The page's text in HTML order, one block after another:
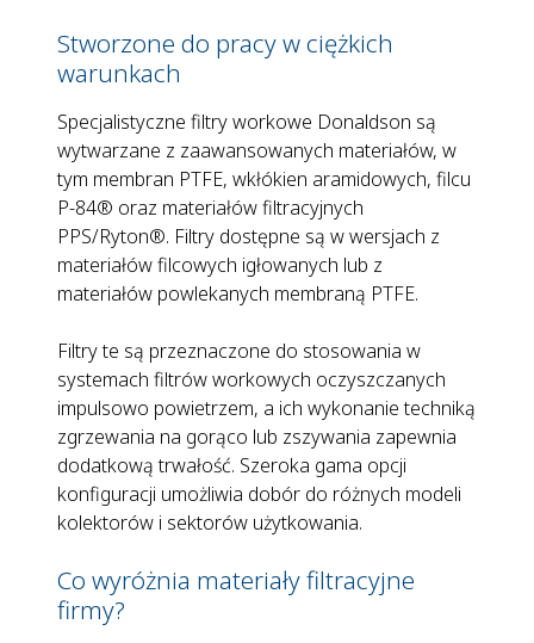
Stworzone do pracy w ciężkich
warunkach
Specjalistyczne filtry workowe Donaldson są
wytwarzane z zaawansowanych materiałów, w
tym membran PTFE, wkłókien aramidowych, filcu
P-84® oraz materiałów filtracyjnych
PPS/Ryton®. Filtry dostępne są w wersjach z
materiałów filcowych igłowanych lub z
materiałów powlekanych membraną PTFE.
Filtry te są przeznaczone do stosowania w
systemach filtrów workowych oczyszczanych
impulsowo powietrzem, a ich wykonanie techniką
zgrzewania na gorąco lub zszywania zapewnia
dodatkową trwałość. Szeroka gama opcji
konfiguracji umożliwia dobór do różnych modeli
kolektorów i sektorów użytkowania.
Co wyróżnia materiały filtracyjne
firmy?